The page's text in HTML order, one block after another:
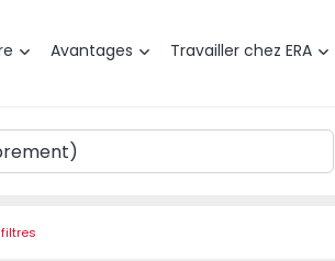
Avantages Travailler chez ERA